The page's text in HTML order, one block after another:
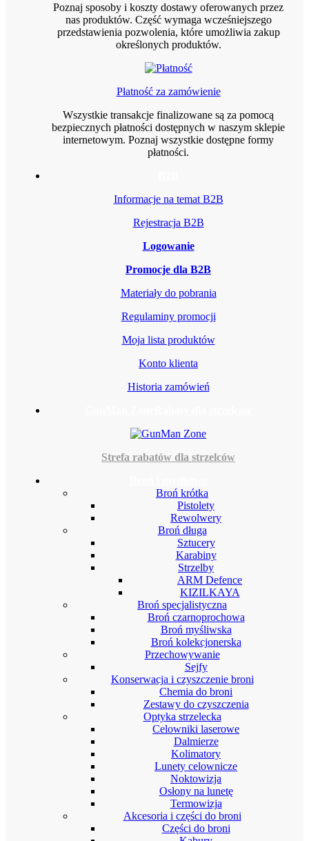
Poznaj sposoby i koszty dostawy oferowanych przez
nas produktów. Część wymaga wcześniejszego
przedstawienia pozwolenia, które umożliwia zakup
określonych produktów.
Płatność za zamówienie
Wszystkie transakcje finalizowane są za pomocą
bezpiecznych płatności dostępnych w naszym sklepie
internetowym. Poznaj wszystkie dostępne formy
płatności.
Informacje na temat B2B
Rejestracja B2B
Logowanie
Promocje dla B2B
Materiały do pobrania
Regulaminy promocji
Moja lista produktów
Konto klienta
Historia zamówień
Strefa rabatów dla strzelców
Broń krótka
Pistolety
Rewolwery
Broń długa
Sztucery
Karabiny
Strzelby
ARM Defence
KIZILKAYA
Broń specjalistyczna
Broń czarnoprochowa
Broń myśliwska
Broń kolekcjonerska
Przechowywanie
Sejfy
Konserwacja i czyszczenie broni
Chemia do broni
Zestawy do czyszczenia
Optyka strzelecka
Celowniki laserowe
Dalmierze
Kolimatory
Lunety celownicze
Noktowizja
Osłony na lunetę
Termowizja
Akcesoria i części do broni
Części do broni